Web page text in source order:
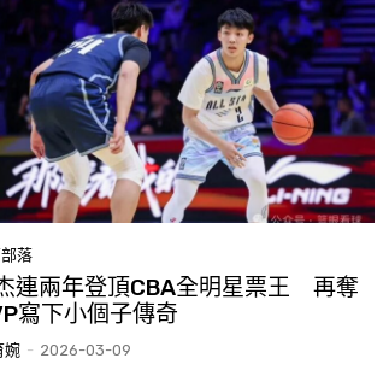
落
連兩年登頂CBA全明星票王 再奪
寫下小個子傳奇
婉 - 2026-03-09